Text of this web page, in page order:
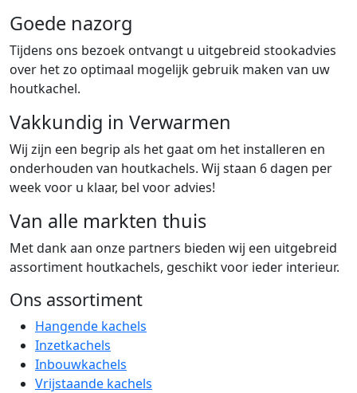
Goede nazorg
Tijdens ons bezoek ontvangt u uitgebreid stookadvies
over het zo optimaal mogelijk gebruik maken van uw
houtkachel.
Vakkundig in Verwarmen
Wij zijn een begrip als het gaat om het installeren en
onderhouden van houtkachels. Wij staan 6 dagen per
week voor u klaar, bel voor advies!
Van alle markten thuis
Met dank aan onze partners bieden wij een uitgebreid
assortiment houtkachels, geschikt voor ieder interieur.
Ons assortiment
Hangende kachels
Inzetkachels
Inbouwkachels
Vrijstaande kachels